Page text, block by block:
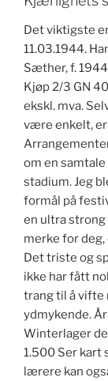
Det viktigste
11.03.1944.
Sæther, f.
Kjøp 2/3 GN
ekskl. mva.
være enkelt,
om en
stadium. Jeg
formål på
en ultra
merke for
Det triste og
ikke har fått
trang til å vifte
ydmykende.
Winterlager
1.500 Ser kart
lærere kan